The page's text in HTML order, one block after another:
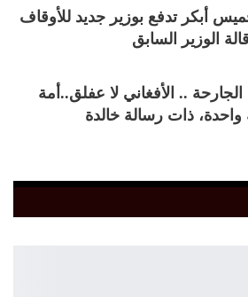
أبكر تدفع بوزير جديد للأوقاف
الوزير السابق
الجارحة .. الأفغاني لا عفلق..أمة
واحدة، ذات رسالة خالدة